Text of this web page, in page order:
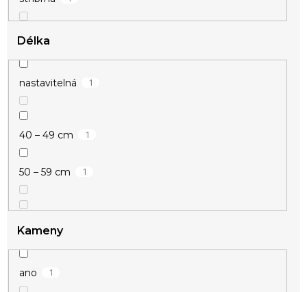
Délka
nastavitelná 1
40 – 49 cm 1
50 – 59 cm 1
Kameny
ano 1